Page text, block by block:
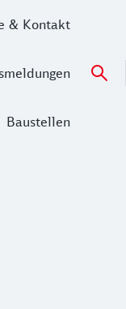
& Kontakt
Baustellen